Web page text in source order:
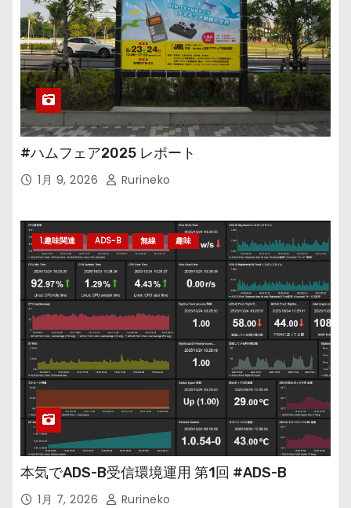
#ハムフェア2025 レポート
1月 9, 2026 Rurineko
1.趣味関連 ADS-B 無線 趣味
本気でADS-B受信環境運用 第1回 #ADS-B
1月 7, 2026 Rurineko